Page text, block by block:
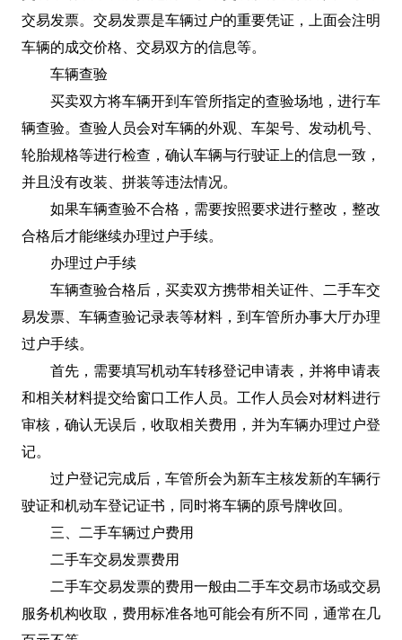
交易发票。交易发票是车辆过户的重要凭证，上面会注明
车辆的成交价格、交易双方的信息等。
车辆查验
买卖双方将车辆开到车管所指定的查验场地，进行车
辆查验。查验人员会对车辆的外观、车架号、发动机号、
轮胎规格等进行检查，确认车辆与行驶证上的信息一致，
并且没有改装、拼装等违法情况。
如果车辆查验不合格，需要按照要求进行整改，整改
合格后才能继续办理过户手续。
办理过户手续
车辆查验合格后，买卖双方携带相关证件、二手车交
易发票、车辆查验记录表等材料，到车管所办事大厅办理
过户手续。
首先，需要填写机动车转移登记申请表，并将申请表
和相关材料提交给窗口工作人员。工作人员会对材料进行
审核，确认无误后，收取相关费用，并为车辆办理过户登
记。
过户登记完成后，车管所会为新车主核发新的车辆行
驶证和机动车登记证书，同时将车辆的原号牌收回。
三、二手车辆过户费用
二手车交易发票费用
二手车交易发票的费用一般由二手车交易市场或交易
服务机构收取，费用标准各地可能会有所不同，通常在几